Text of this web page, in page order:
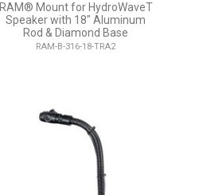
RAM® Mount for HydroWaveT
Speaker with 18" Aluminum
Rod & Diamond Base
RAM-B-316-18-TRA2